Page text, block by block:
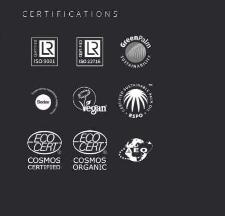
CERTIFICATIONS